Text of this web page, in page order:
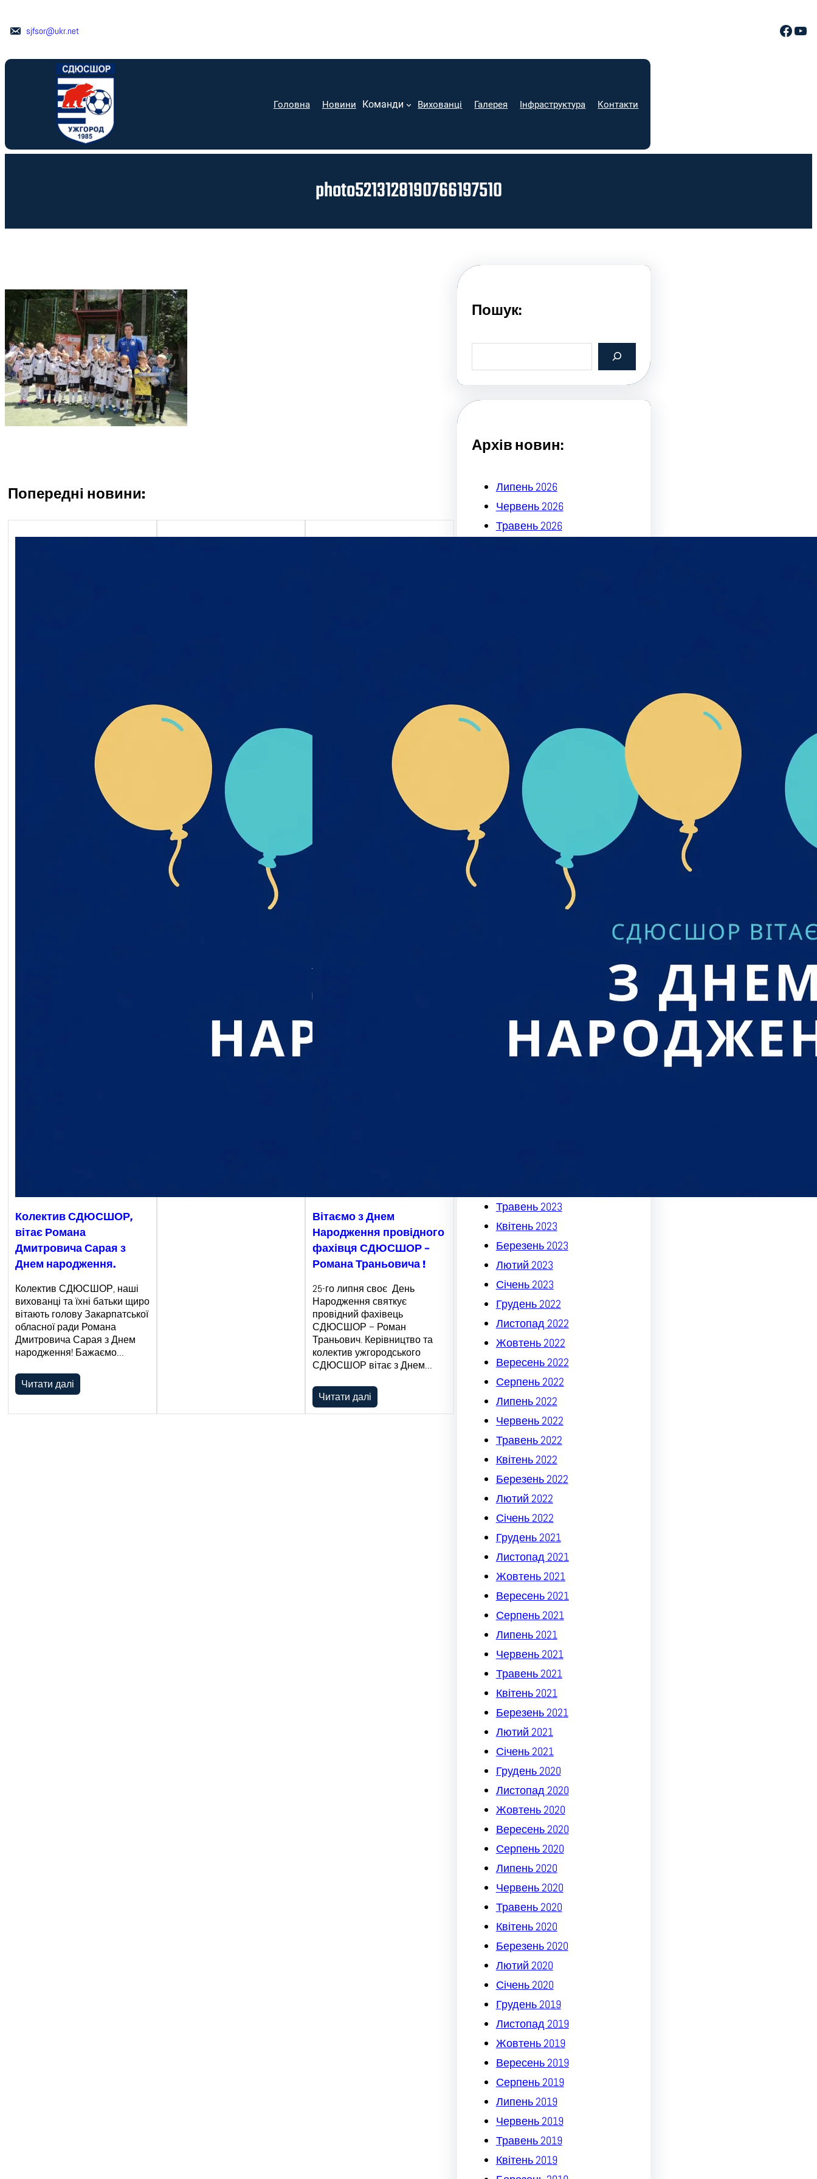
вмістуsjfsor@ukr.net Facebook YouTube
Головна Новини Команди Вихованці Галерея Інфраструктура Контакти
photo5213128190766197510
Попередні новини:
Колектив СДЮСШОР,
вітає Романа
Дмитровича Сарая з
Днем народження.
Колектив СДЮСШОР, наші
вихованці та їхні батьки щиро
вітають голову Закарпатської
обласної ради Романа
Дмитровича Сарая з Днем
народження! Бажаємо…
Читати далі
Читати далі
Вітаємо з Днем
Народження провідного
фахівця СДЮСШОР –
Романа Траньовича !
25-го липня своє День
Народження святкує
провідний фахівець
СДЮСШОР – Роман
Траньович. Керівництво та
колектив ужгородського
СДЮСШОР вітає з Днем…
Читати далі
Пошук:
a
c
Архів новин:
Липень 2026
Червень 2026
Травень 2026
Червень 2025
Травень 2025
Квітень 2025
Березень 2025
Лютий 2025
Січень 2025
Грудень 2024
Листопад 2024
Вересень 2024
Березень 2024
Лютий 2024
Травень 2023
Квітень 2023
Березень 2023
Лютий 2023
Січень 2023
Грудень 2022
Листопад 2022
Жовтень 2022
Вересень 2022
Серпень 2022
Липень 2022
Червень 2022
Травень 2022
Квітень 2022
Березень 2022
Лютий 2022
Січень 2022
Грудень 2021
Листопад 2021
Жовтень 2021
Вересень 2021
Серпень 2021
Липень 2021
Червень 2021
Травень 2021
Квітень 2021
Березень 2021
Лютий 2021
Січень 2021
Грудень 2020
Листопад 2020
Жовтень 2020
Вересень 2020
Серпень 2020
Липень 2020
Червень 2020
Травень 2020
Квітень 2020
Березень 2020
Лютий 2020
Січень 2020
Грудень 2019
Листопад 2019
Жовтень 2019
Вересень 2019
Серпень 2019
Липень 2019
Червень 2019
Травень 2019
Квітень 2019